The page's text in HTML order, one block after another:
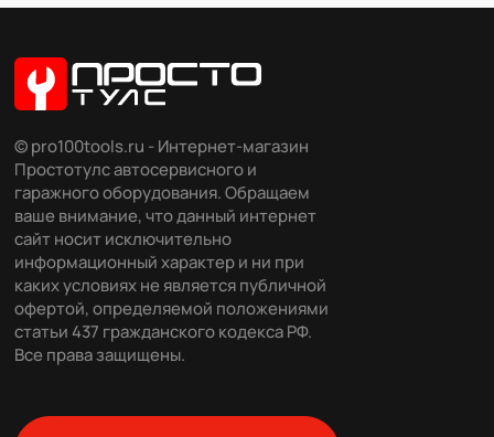
© pro100tools.ru - Интернет-магазин
Простотулс автосервисного и
гаражного оборудования. Обращаем
ваше внимание, что данный интернет
сайт носит исключительно
информационный характер и ни при
каких условиях не является публичной
офертой, определяемой положениями
статьи 437 гражданского кодекса РФ.
Все права защищены.